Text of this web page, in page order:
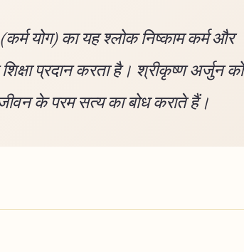
योग) का यह श्लोक निष्काम कर्म और
प्रदान करता है। श्रीकृष्ण अर्जुन को
के परम सत्य का बोध कराते हैं।